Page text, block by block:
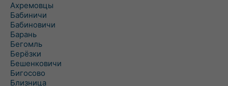
Ахремовцы
Бабиничи
Бабиновичи
Барань
Бегомль
Берёзки
Бешенковичи
Бигосово
Близница